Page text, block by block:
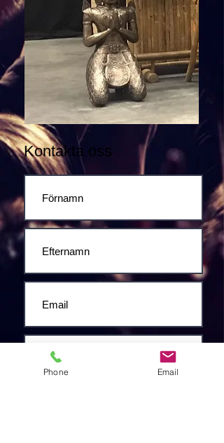
Kontakta oss
Phone Email